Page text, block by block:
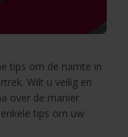
tips om de ruimte in
Wilt u veilig en
over de manier
tips om uw